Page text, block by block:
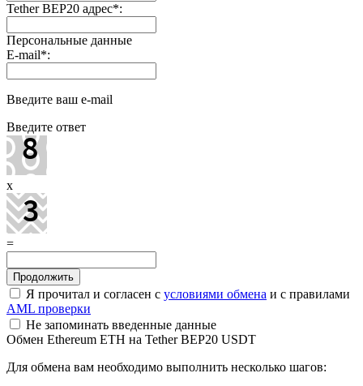
Tether BEP20 адрес*:
Персональные данные
E-mail*:
Введите ваш e-mail
Введите ответ
x
=
Я прочитал и согласен с условиями обмена и с правилами
AML проверки
Не запоминать введенные данные
Обмен Ethereum ETH на Tether BEP20 USDT
Для обмена вам необходимо выполнить несколько шагов: